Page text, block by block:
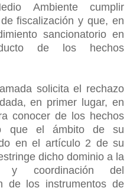
Ambiente cumplir
fiscalización y que, en
sancionatorio en
de los hechos
solicita el rechazo
en primer lugar, en
conocer de los hechos
que el ámbito de su
en el artículo 2 de su
dicho dominio a la
y coordinación del
de los instrumentos de